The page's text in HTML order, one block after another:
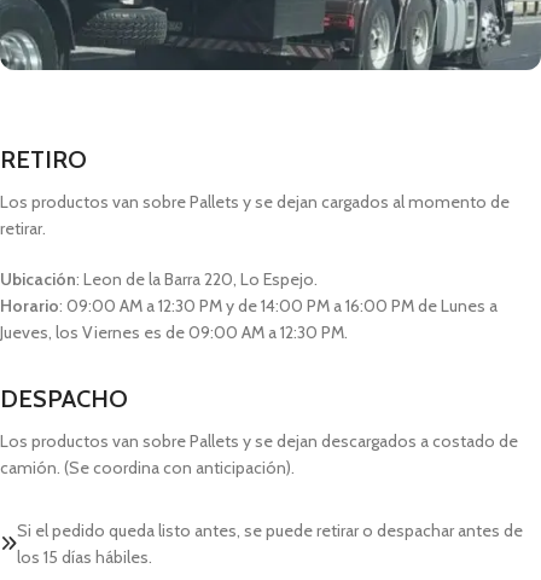
RETIRO
Los productos van sobre Pallets y se dejan cargados al momento de
retirar.
Ubicación: Leon de la Barra 220, Lo Espejo.
Horario: 09:00 AM a 12:30 PM y de 14:00 PM a 16:00 PM de Lunes a
Jueves, los Viernes es de 09:00 AM a 12:30 PM.
DESPACHO
Los productos van sobre Pallets y se dejan descargados a costado de
camión. (Se coordina con anticipación).
Si el pedido queda listo antes, se puede retirar o despachar antes de
los 15 días hábiles.